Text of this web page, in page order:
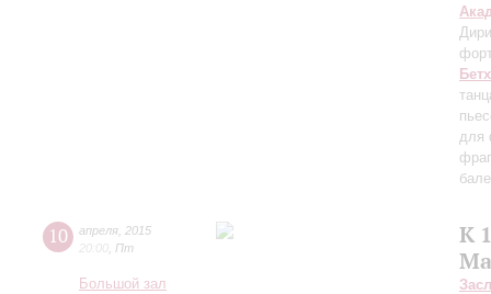
для
10 апреля 2015
20:00 Пт
Большой зал
К